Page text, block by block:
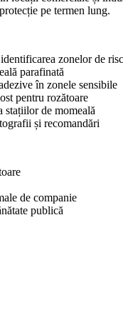
pe termen lung.
zonelor de risc
parafinată
în zonele sensibile
pentru rozătoare
stațiilor de momeală
și recomandări
de companie
publică